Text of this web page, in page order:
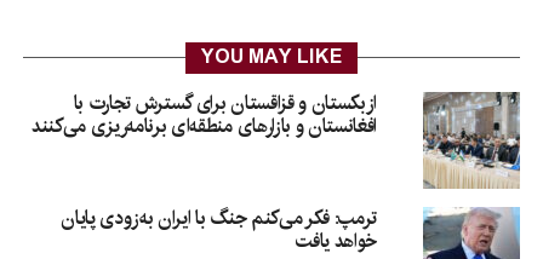
YOU MAY LIKE
ازبکستان و قزاقستان برای گسترش تجارت با
افغانستان و بازارهای منطقه‌ای برنامه‌ریزی می‌کنند
ترمپ: فکر می‌کنم جنگ با ایران به‌زودی پایان
خواهد یافت